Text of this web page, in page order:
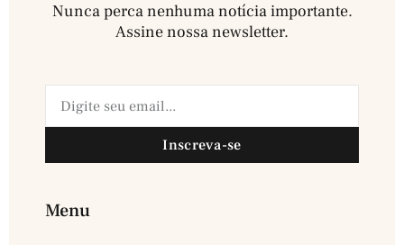
Nunca perca nenhuma notícia importante.
Assine nossa newsletter.​
Inscreva-se
Menu